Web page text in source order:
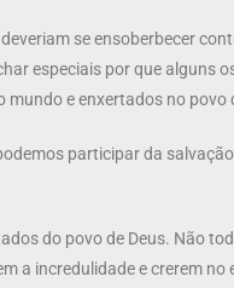
se ensoberbecer
especiais por que alguns
e enxertados no povo
participar da
do povo de Deus. Não
a incredulidade e crerem